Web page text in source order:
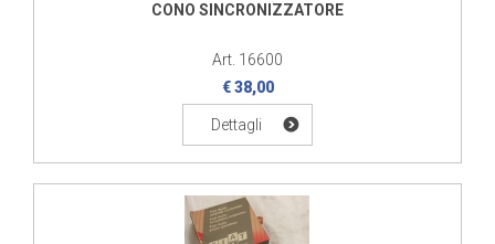
CONO SINCRONIZZATORE
Art. 16600
€ 38,00
Dettagli